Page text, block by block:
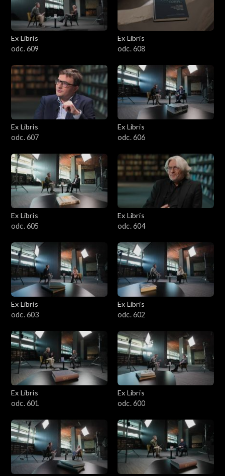
Ex Libris
odc. 609
Ex Libris
odc. 608
Ex Libris
odc. 607
Ex Libris
odc. 606
Ex Libris
odc. 605
Ex Libris
odc. 604
Ex Libris
odc. 603
Ex Libris
odc. 602
Ex Libris
odc. 601
Ex Libris
odc. 600